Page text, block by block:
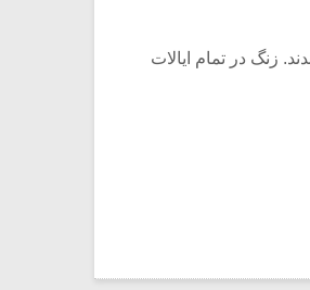
زنگ در تمام ایالات
بر موسیقی